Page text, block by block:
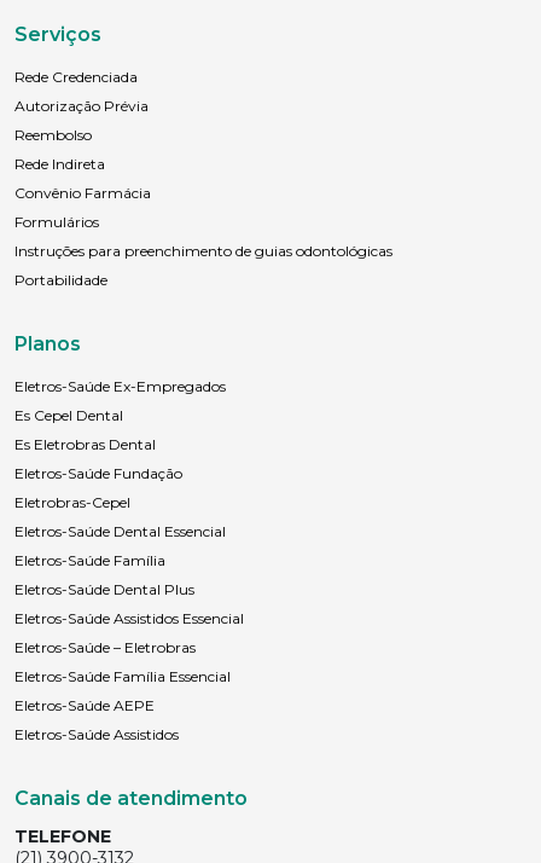
Serviços
Rede Credenciada
Autorização Prévia
Reembolso
Rede Indireta
Convênio Farmácia
Formulários
Instruções para preenchimento de guias odontológicas
Portabilidade
Planos
Eletros-Saúde Ex-Empregados
Es Cepel Dental
Es Eletrobras Dental
Eletros-Saúde Fundação
Eletrobras-Cepel
Eletros-Saúde Dental Essencial
Eletros-Saúde Família
Eletros-Saúde Dental Plus
Eletros-Saúde Assistidos Essencial
Eletros-Saúde – Eletrobras
Eletros-Saúde Família Essencial
Eletros-Saúde AEPE
Eletros-Saúde Assistidos
Canais de atendimento
TELEFONE
(21) 3900-3132